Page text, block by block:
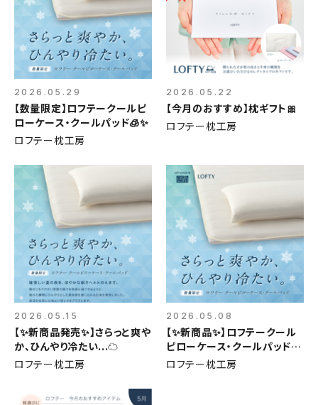
2026.05.29
【数量限定】ロフテークールピ
ローケース・クールパッド🧊✨
ロフテー枕工房
2026.05.22
【今月のおすすめ】枕ギフト🎀
ロフテー枕工房
2026.05.15
【✨新商品発売✨】さらっと爽や
か、ひんやり冷たい...☁️
ロフテー枕工房
2026.05.08
【✨新商品✨】ロフテークール
ピローケース・クールパッド🧊
🫧
ロフテー枕工房